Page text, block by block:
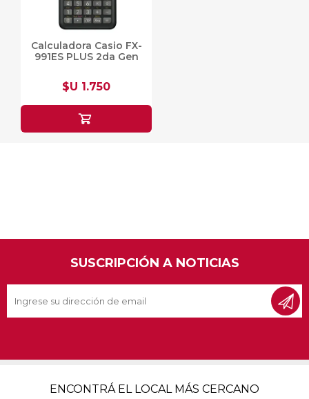
Calculadora Casio FX-
991ES PLUS 2da Gen
$U 1.750
SUSCRIPCIÓN A NOTICIAS
ENCONTRÁ EL LOCAL MÁS CERCANO